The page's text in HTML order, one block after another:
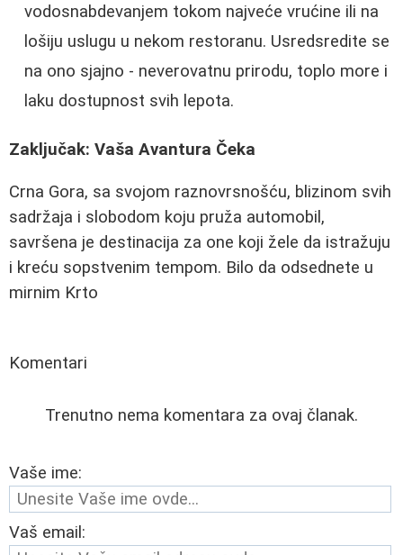
vodosnabdevanjem tokom najveće vrućine ili na
lošiju uslugu u nekom restoranu. Usredsredite se
na ono sjajno - neverovatnu prirodu, toplo more i
laku dostupnost svih lepota.
Zaključak: Vaša Avantura Čeka
Crna Gora, sa svojom raznovrsnošću, blizinom svih
sadržaja i slobodom koju pruža automobil,
savršena je destinacija za one koji žele da istražuju
i kreću sopstvenim tempom. Bilo da odsednete u
mirnim Krto
Komentari
Trenutno nema komentara za ovaj članak.
Vaše ime:
Vaš email: